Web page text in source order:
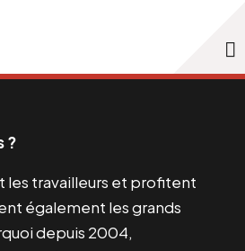
?
les travailleurs et profitent
également les grands
depuis 2004,